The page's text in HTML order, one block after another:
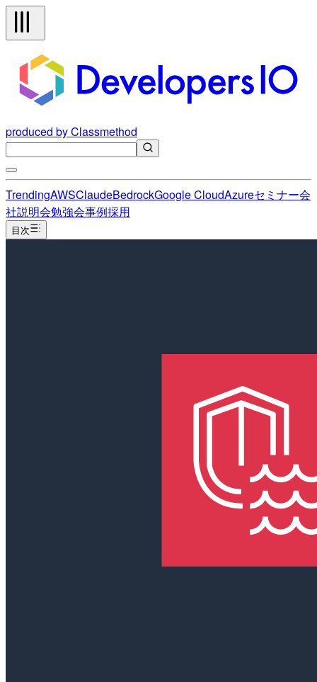
produced by Classmethod
TrendingAWSClaudeBedrockGoogle CloudAzureセミナー会
社説明会勉強会事例採用
目次